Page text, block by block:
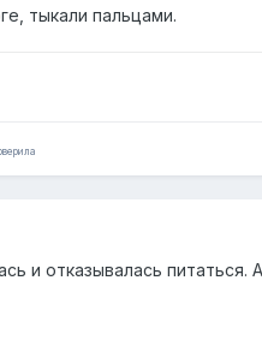
тыкали пальцами.
и отказывалась